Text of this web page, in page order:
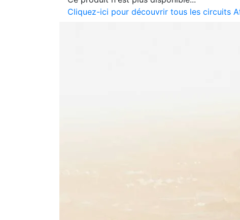
Cliquez-ici pour découvrir tous les circuits